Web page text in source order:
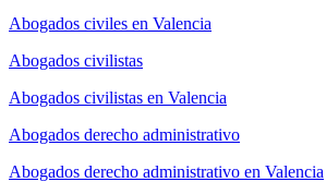
Abogados civiles en Valencia
Abogados civilistas
Abogados civilistas en Valencia
Abogados derecho administrativo
Abogados derecho administrativo en Valencia